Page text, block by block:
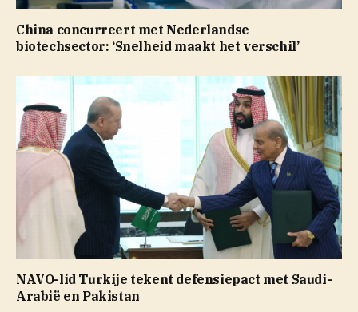
China concurreert met Nederlandse
biotechsector: ‘Snelheid maakt het verschil’
NAVO-lid Turkije tekent defensiepact met Saudi-
Arabië en Pakistan